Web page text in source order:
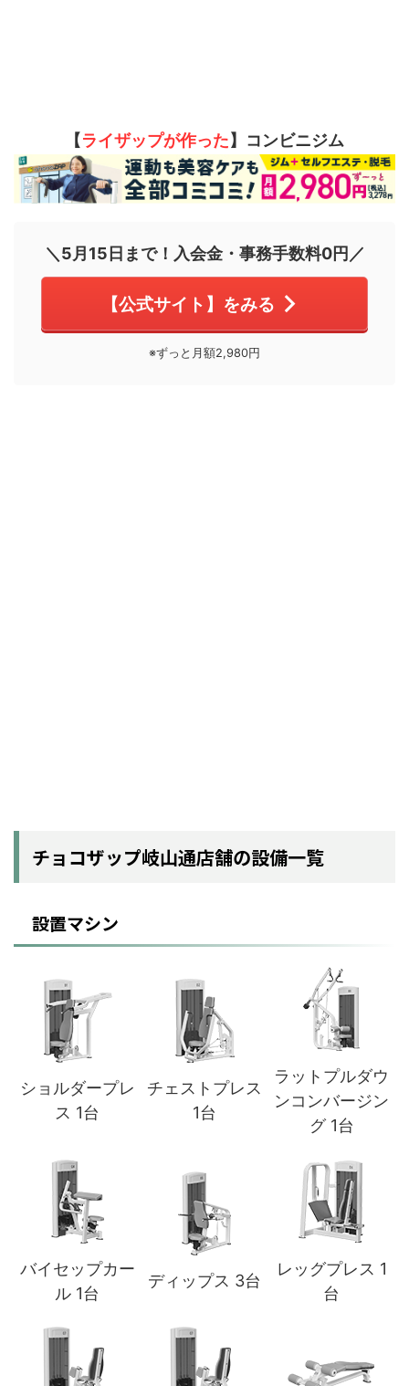
【ライザップが作った】コンビニジム
＼5月15日まで！入会金・事務手数料0円／
【公式サイト】をみる
※ずっと月額2,980円
チョコザップ岐山通店舗の設備一覧
設置マシン
ショルダープレ
ス 1台
チェストプレス
1台
ラットプルダウ
ンコンバージン
グ 1台
バイセップカー
ル 1台
ディップス 3台
レッグプレス 1
台